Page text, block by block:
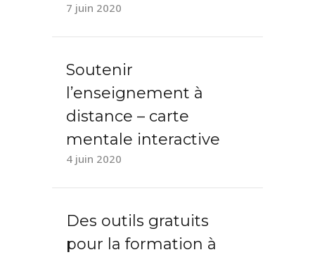
7 juin 2020
Soutenir
l’enseignement à
distance – carte
mentale interactive
4 juin 2020
Des outils gratuits
pour la formation à